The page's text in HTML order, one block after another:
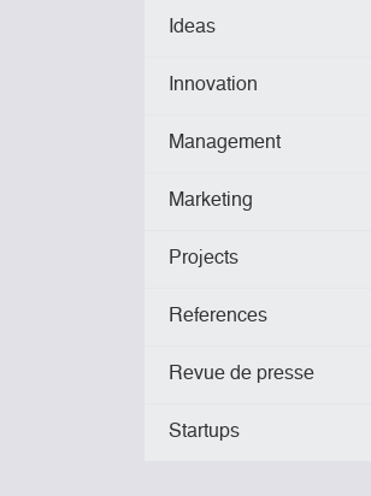
Ideas
Innovation
Management
Marketing
Projects
References
Revue de presse
Startups